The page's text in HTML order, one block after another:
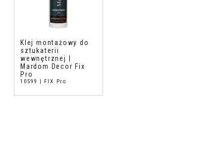
Klej montażowy do
sztukaterii
wewnętrznej |
Mardom Decor Fix
Pro
10599 | FIX Pro